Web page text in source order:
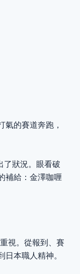
氣的賽道奔跑，
了狀況。眼看破
補給：金澤咖喱
視。從報到、賽
本職人精神。